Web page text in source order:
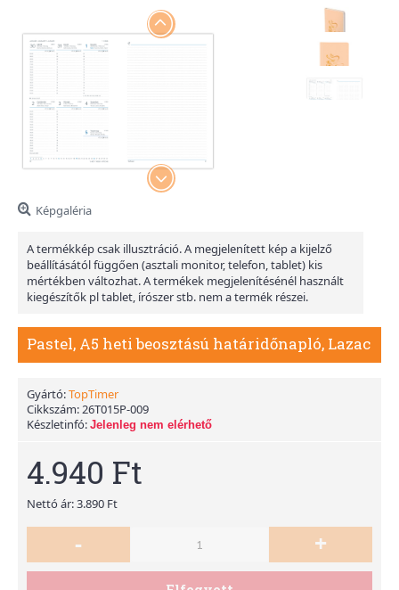
Képgaléria
A termékkép csak illusztráció. A megjelenített kép a kijelző
beállításától függően (asztali monitor, telefon, tablet) kis
mértékben változhat. A termékek megjelenítésénél használt
kiegészítők pl tablet, írószer stb. nem a termék részei.
Pastel, A5 heti beosztású határidőnapló, Lazac
Gyártó:TopTimer
Cikkszám:26T015P-009
Készletinfó: Jelenleg nem elérhető
4.940 Ft
Nettó ár: 3.890 Ft
- +